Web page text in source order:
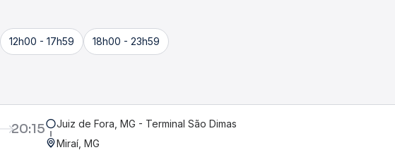
12h00 - 17h59 18h00 - 23h59
20:15
Juiz de Fora, MG - Terminal São Dimas
Miraí, MG